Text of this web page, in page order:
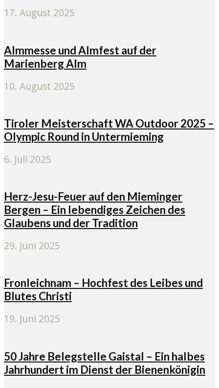
17. August 2025
Almmesse und Almfest auf der
Marienberg Alm
10. August 2025
Tiroler Meisterschaft WA Outdoor 2025 –
Olympic Round in Untermieming
6. Juli 2025
Herz-Jesu-Feuer auf den Mieminger
Bergen – Ein lebendiges Zeichen des
Glaubens und der Tradition
29. Juni 2025
Fronleichnam – Hochfest des Leibes und
Blutes Christi
19. Juni 2025
50 Jahre Belegstelle Gaistal – Ein halbes
Jahrhundert im Dienst der Bienenkönigin